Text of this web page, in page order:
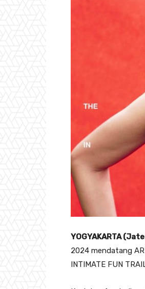
YOGYAKARTA
2024 mendatang
INTIMATE FUN